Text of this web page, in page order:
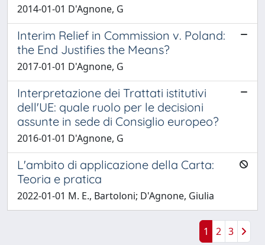
2014-01-01 D'Agnone, G
Interim Relief in Commission v. Poland:
the End Justifies the Means?
2017-01-01 D'Agnone, G
Interpretazione dei Trattati istitutivi
dell'UE: quale ruolo per le decisioni
assunte in sede di Consiglio europeo?
2016-01-01 D'Agnone, G
L'ambito di applicazione della Carta:
Teoria e pratica
2022-01-01 M. E., Bartoloni; D'Agnone, Giulia
1 2 3